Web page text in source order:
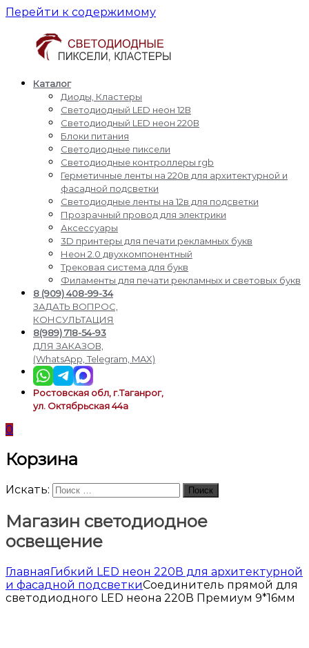
Перейти к содержимому
Светодиодные
пиксели
кластеры
Производство
доставка
светодиодные
пиксели,
кластеры,
светодиодный
питания,
светодиодные
контроллеры
прожекторы
подсветки
Каталог
Диоды, Кластеры
Светодиодный LED неон 12В
Светодиодный LED неон 220В
Блоки питания
Светодиодные пиксели
Светодиодные контроллеры rgb
Герметичные ленты на 220в для архитектурной и
фасадной подсветки
Светодиодные ленты на 12в для подсветки
Прозрачный провод для электрики
Аксессуары
3D принтеры для печати рекламных букв
Неон 2.0 двухкомпонентный
Трековая система для букв
Филаменты для печати рекламных и световых букв
8 (909) 408-99-34
ЗАДАТЬ ВОПРОС,
КОНСУЛЬТАЦИЯ
8(989) 718-54-93
ДЛЯ ЗАКАЗОВ,
(WhatsApp, Telegram, MAX)
Ростовская обл, г.Таганрог,
ул. Октябрьская 44а
0
Корзина
Искать: Поиск
Магазин светодиодное
освещение
ГлавнаяГибкий LED неон 220В для архитектурной
и фасадной подсветкиСоединитель прямой для
светодиодного LED неона 220В Премиум 9*16мм